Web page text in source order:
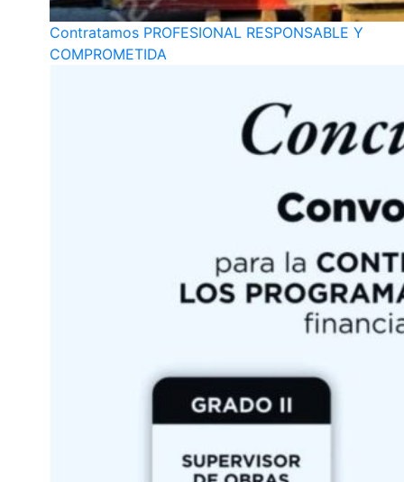
Contratamos PROFESIONAL RESPONSABLE Y
COMPROMETIDA